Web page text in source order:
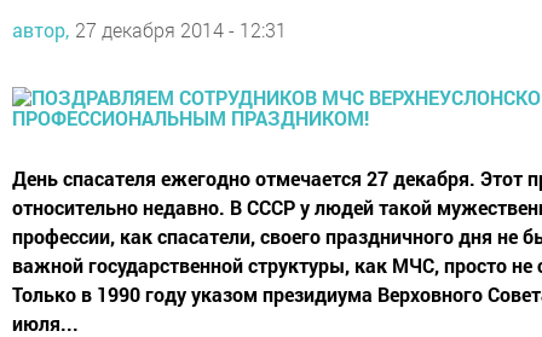
автор, 27 декабря 2014 - 12:31
День спасателя ежегодно отмечается 27 декабря. Этот
относительно недавно. В СССР у людей такой
профессии, как спасатели, своего праздничного дня не
важной государственной структуры, как МЧС, просто не
Только в 1990 году указом президиума Верховного
июля...